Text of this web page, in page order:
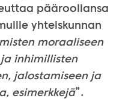
päärooliansa
yhteiskunnan
moraaliseen
inhimillisten
jalostamiseen ja
esimerkkejä”.